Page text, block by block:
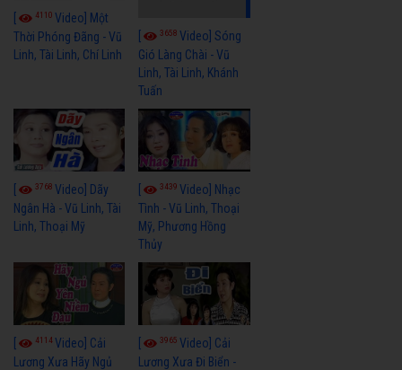
4110 Video] Một
Thời Phóng Đãng - Vũ
Linh, Tài Linh, Chí Linh
3658Video] Sóng
Gió Làng Chài - Vũ
Linh, Tài Linh, Khánh
Tuấn
3768 Video] Dãy
Ngân Hà - Vũ Linh, Tài
Linh, Thoại Mỹ
3439Video] Nhạc
Tình - Vũ Linh, Thoại
Mỹ, Phương Hồng
Thủy
4114Video] Cải
Lương Xưa Hãy Ngủ
3965Video] Cải
Lương Xưa Đi Biển -